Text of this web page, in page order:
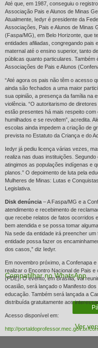
Até que, em 1987, conseguiu o
Associação Pais e Alunos de Minas
Atualmente, Iedyr é presidente da
Associações, Pais e Alunos de Minas
(Faspa/MG), em Belo Horizonte, que
entidades afiliadas, congregando pais
maternal até o ensino superior, tanto
públicas quanto particulares.
Associações de Pais e Alunos
“Até agora os pais não têm o acesso
ainda são fechados a uma maior
sua opinião, a presença da família na
violência. “O autoritarismo de
estão presentes há mais respeito
humilhados e se revoltem”, acredita.
escolas ainda impedem a criação de
prevista no Estatuto da Criança e do
Iedyr já pediu licença várias vezes,
realiza nas duas instituições. Segundo
atingimos as populações indígenas e
planos.” O depoimento de luta pela
Mulheres de Minas: Lutas e
Legislativa.
Disk denúncia– A Faspa/MG e a
atendimento e recebimento de
que recebe relatos de fatos ocorridos
bem atendida e se possa tomar
Na sede da entidade irá preencher
entidade possa fazer os
dos casos,” diz Iedyr.
Em novembro próximo, a Confenapa
realizar o Encontro Nacional de Pais
(PDE). O evento, em Brasília, vai
ocasião, será lançado o Manifesto
educação. Também será lançada a
distribuída gratuitamente aos
Acesso disponível em:
http://portaldoprofessor.mec.gov.br/
Compatilhar no WhatsApp
Ver